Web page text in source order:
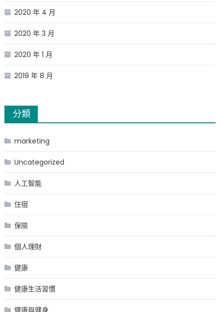
2020 年 4 月
2020 年 3 月
2020 年 1 月
2019 年 8 月
分類
marketing
Uncategorized
人工智能
住宿
保險
個人理財
健康
健康生活習慣
健康與健身